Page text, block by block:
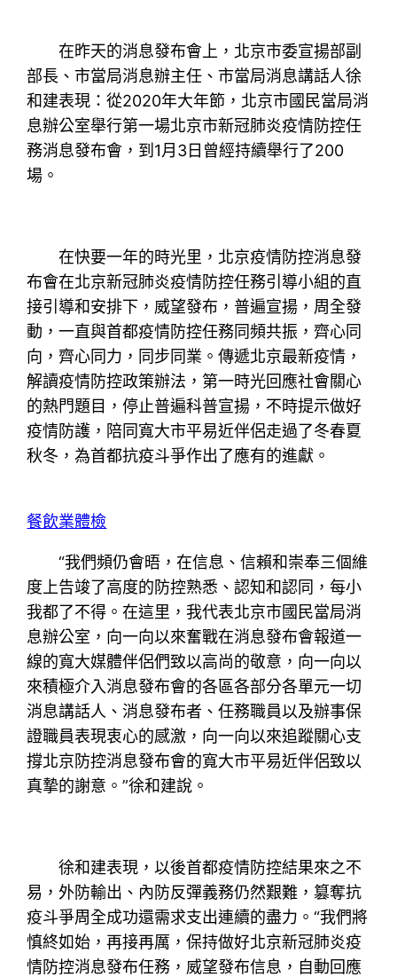
在昨天的消息發布會上，北京市委宣揚部副
部長、市當局消息辦主任、市當局消息講話人徐
和建表現：從2020年大年節，北京市國民當局消
息辦公室舉行第一場北京市新冠肺炎疫情防控任
務消息發布會，到1月3日曾經持續舉行了200
場。
在快要一年的時光里，北京疫情防控消息發
布會在北京新冠肺炎疫情防控任務引導小組的直
接引導和安排下，威望發布，普遍宣揚，周全發
動，一直與首都疫情防控任務同頻共振，齊心同
向，齊心同力，同步同業。傳遞北京最新疫情，
解讀疫情防控政策辦法，第一時光回應社會關心
的熱門題目，停止普遍科普宣揚，不時提示做好
疫情防護，陪同寬大市平易近伴侶走過了冬春夏
秋冬，為首都抗疫斗爭作出了應有的進獻。
餐飲業體檢
“我們頻仍會晤，在信息、信賴和崇奉三個維
度上告竣了高度的防控熟悉、認知和認同，每小
我都了不得。在這里，我代表北京市國民當局消
息辦公室，向一向以來奮戰在消息發布會報道一
線的寬大媒體伴侶們致以高尚的敬意，向一向以
來積極介入消息發布會的各區各部分各單元一切
消息講話人、消息發布者、任務職員以及辦事保
證職員表現衷心的感激，向一向以來追蹤關心支
撐北京防控消息發布會的寬大市平易近伴侶致以
真摯的謝意。”徐和建說。
徐和建表現，以後首都疫情防控結果來之不
易，外防輸出、內防反彈義務仍然艱難，篡奪抗
疫斗爭周全成功還需求支出連續的盡力。“我們將
慎終如始，再接再厲，保持做好北京新冠肺炎疫
情防控消息發布任務，威望發布信息，自動回應